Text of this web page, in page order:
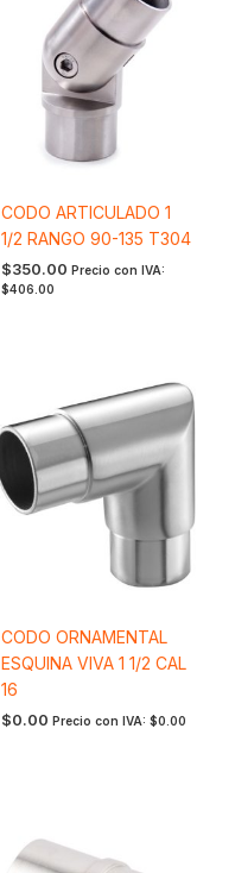
CODO ARTICULADO 1
1/2 RANGO 90-135 T304
$350.00 Precio con IVA:
$406.00
CODO ORNAMENTAL
ESQUINA VIVA 1 1/2 CAL
16
$0.00 Precio con IVA: $0.00